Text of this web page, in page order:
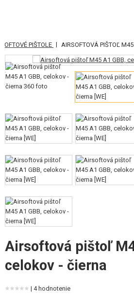
KATEGÓRIE
AIRSOFTOVÉ ZBRANE
VZDUCHOVÉ ZBRANE, PRAKY
GRANÁTOMETY, GRANÁTY
GULIČKY, PLYN
AKUMULÁTORY, NABÍJAČKY
ZÁSOBNÍKY, PLNIČKY
OKULIARE, MASKY
VÝSTROJ, UNIFORMY, PÚZDRA
MASKOVANIE, FARBY, PÁSKY
VYSIELAČKY, HEADSETY, KAMERY
DOPLNKY K ZBRANIAM, POPRUHY
PIŠTOLE | AIRSOFTOVÁ PIŠTOĽ
Airsoftová pištoľ
celokov - čierna
| 4 hodnotenie